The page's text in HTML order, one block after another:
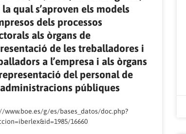
la qual s’aproven els models
dels processos
als òrgans de
de les treballadores i
a l’empresa i als òrgans
del personal de
públiques
www.boe.es/g/es/bases_datos/doc.php?
16660